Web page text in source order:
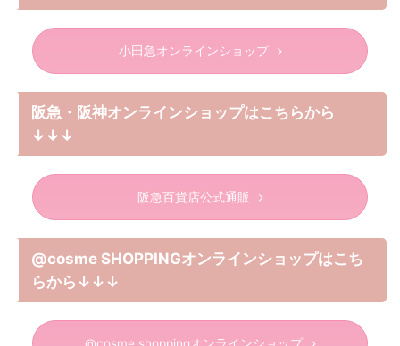
小田急オンラインショップ
阪急・阪神オンラインショップはこちらから
↓↓↓
阪急百貨店公式通販
@cosme SHOPPINGオンラインショップはこち
らから↓↓↓